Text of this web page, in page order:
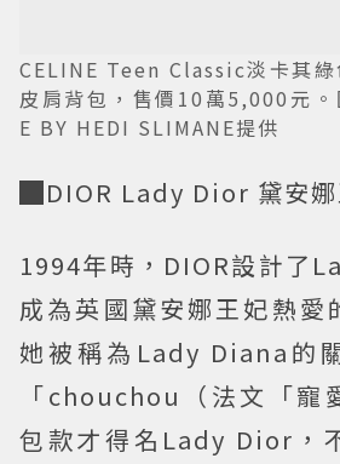
CELINE Teen Classic淡卡其綠
皮肩背包，售價10萬5,000元。
E BY HEDI SLIMANE提供
█DIOR Lady Dior 黛安娜
1994年時，DIOR設計了
成為英國黛安娜王妃熱愛
她被稱為Lady Diana的
「chouchou（法文「寵
包款才得名Lady Dior，